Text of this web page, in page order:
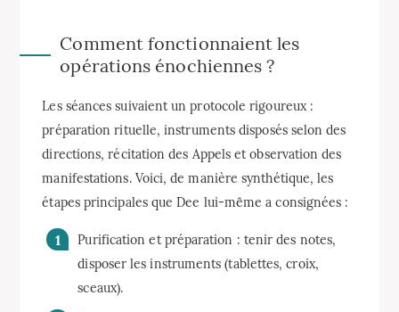
Comment fonctionnaient les
opérations énochiennes ?
Les séances suivaient un protocole rigoureux :
préparation rituelle, instruments disposés selon des
directions, récitation des Appels et observation des
manifestations. Voici, de manière synthétique, les
étapes principales que Dee lui-même a consignées :
Purification et préparation : tenir des notes,
disposer les instruments (tablettes, croix,
sceaux).